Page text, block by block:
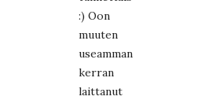
:) Oon
muuten
useamman
kerran
laittanut